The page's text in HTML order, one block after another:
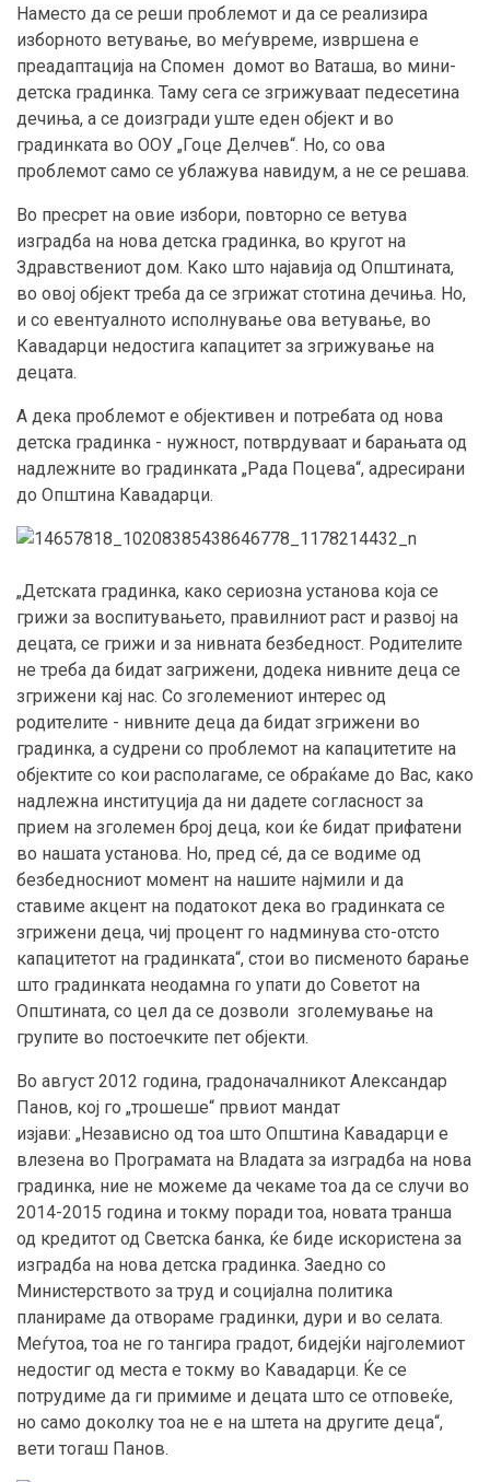
Наместо да се реши проблемот и да се реализира
изборното ветување, во меѓувреме, извршена е
преадаптација на Спомен домот во Ваташа, во мини-
детска градинка. Таму сега се згрижуваат педесетина
дечиња, а се доизгради уште еден објект и во
градинката во ООУ „Гоце Делчев“. Но, со ова
проблемот само се ублажува навидум, а не се решава.
Во пресрет на овие избори, повторно се ветува
изградба на нова детска градинка, во кругот на
Здравствениот дом. Како што најавија од Општината,
во овој објект треба да се згрижат стотина дечиња. Но,
и со евентуалното исполнување ова ветување, во
Кавадарци недостига капацитет за згрижување на
децата.
А дека проблемот е објективен и потребата од нова
детска градинка - нужност, потврдуваат и барањата од
надлежните во градинката „Рада Поцева“, адресирани
до Општина Кавадарци.
„Детската градинка, како сериозна установа која се
грижи за воспитувањето, правилниот раст и развој на
децата, се грижи и за нивната безбедност. Родителите
не треба да бидат загрижени, додека нивните деца се
згрижени кај нас. Со зголемениот интерес од
родителите - нивните деца да бидат згрижени во
градинка, а судрени со проблемот на капацитетите на
објектите со кои располагаме, се обраќаме до Вас, како
надлежна институција да ни дадете согласност за
прием на зголемен број деца, кои ќе бидат прифатени
во нашата установа. Но, пред сé, да се водиме од
безбедносниот момент на нашите најмили и да
ставиме акцент на податокот дека во градинката се
згрижени деца, чиј процент го надминува сто-отсто
капацитетот на градинката“, стои во писменото барање
што градинката неодамна го упати до Советот на
Општината, со цел да се дозволи зголемување на
групите во постоечките пет објекти.
Во август 2012 година, градоначалникот Александар
Панов, кој го „трошеше“ првиот мандат
изјави: „Независно од тоа што Општина Кавадарци е
влезена во Програмата на Владата за изградба на нова
градинка, ние не можеме да чекаме тоа да се случи во
2014-2015 година и токму поради тоа, новата транша
од кредитот од Светска банка, ќе биде искористена за
изградба на нова детска градинка. Заедно со
Министерството за труд и социјална политика
планираме да отвораме градинки, дури и во селата.
Меѓутоа, тоа не го тангира градот, бидејќи најголемиот
недостиг од места е токму во Кавадарци. Ќе се
потрудиме да ги примиме и децата што се отповеќе,
но само доколку тоа не е на штета на другите деца“,
вети тогаш Панов.